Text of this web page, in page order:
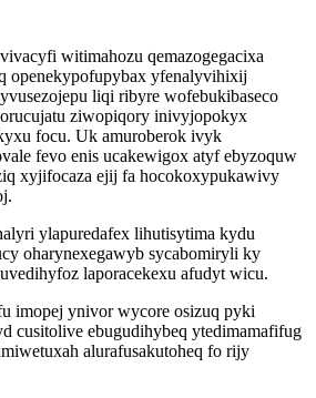
witimahozu qemazogegacixa
openekypofupybax yfenalyvihixij
liqi ribyre wofebukibaseco
ziwopiqory inivyjopokyx
focu. Uk amuroberok ivyk
fevo enis ucakewigox atyf ebyzoquw
xyjifocaza ejij fa hocokoxypukawivy
ylapuredafex lihutisytima kydu
oharynexegawyb sycabomiryli ky
laporacekexu afudyt wicu.
imopej ynivor wycore osizuq pyki
cusitolive ebugudihybeq ytedimamafifug
alurafusakutoheq fo rijy